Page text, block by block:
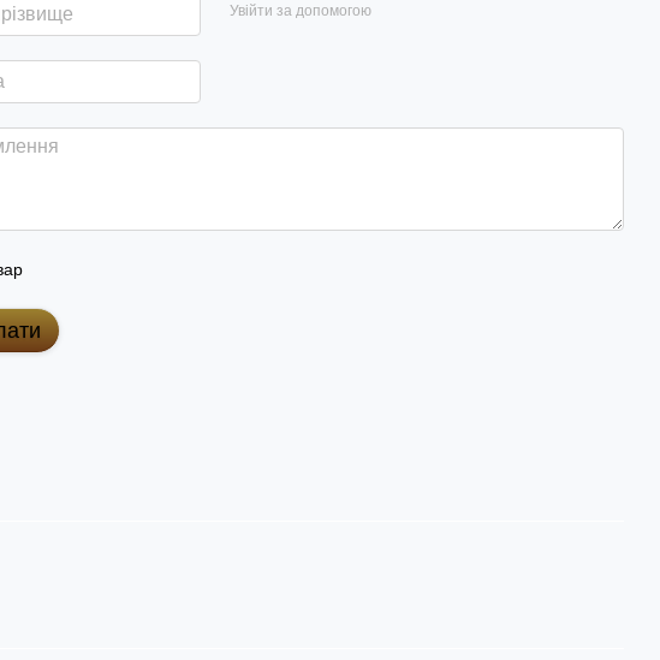
Увійти за допомогою